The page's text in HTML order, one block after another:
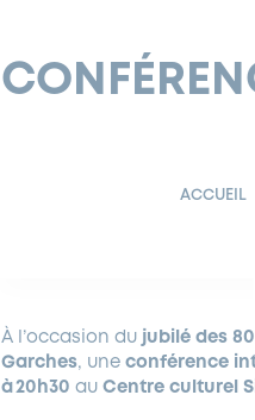
ACCUEIL
À l’occasion du jubilé des
Garches, une conférence
à 20h30 au Centre culturel